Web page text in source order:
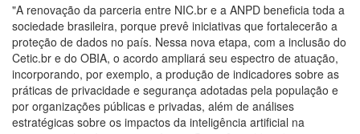
"A renovação da parceria entre NIC.br e a ANPD beneficia toda a
sociedade brasileira, porque prevê iniciativas que fortalecerão a
proteção de dados no país. Nessa nova etapa, com a inclusão do
Cetic.br e do OBIA, o acordo ampliará seu espectro de atuação,
incorporando, por exemplo, a produção de indicadores sobre as
práticas de privacidade e segurança adotadas pela população e
por organizações públicas e privadas, além de análises
estratégicas sobre os impactos da inteligência artificial na